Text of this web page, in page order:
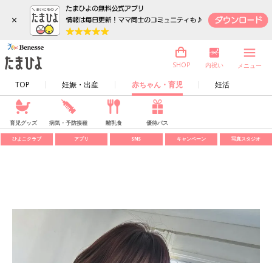
×
TOP 妊娠・出産 赤ちゃん・育児 妊活
SHOP 内祝い メニュー
育児グッズ 病気・予防接種 離乳食 優待パス
ひよこクラブ アプリ SNS キャンペーン 写真スタジオ